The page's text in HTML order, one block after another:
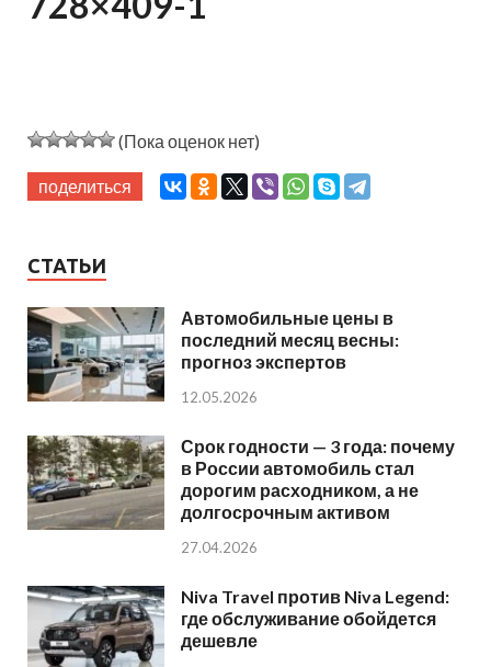
(Пока оценок нет)
поделиться
СТАТЬИ
Автомобильные цены в
последний месяц весны:
прогноз экспертов
12.05.2026
Срок годности — 3 года: почему
в России автомобиль стал
дорогим расходником, а не
долгосрочным активом
27.04.2026
Niva Travel против Niva Legend:
где обслуживание обойдется
дешевле